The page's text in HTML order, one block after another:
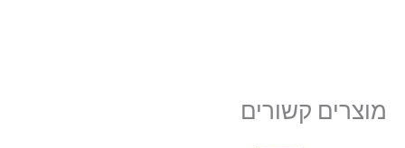
מוצרים קשורים